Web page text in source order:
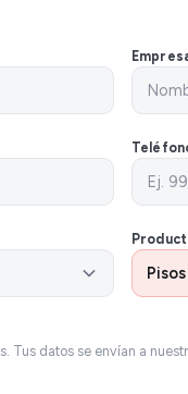
Tus datos se envían a